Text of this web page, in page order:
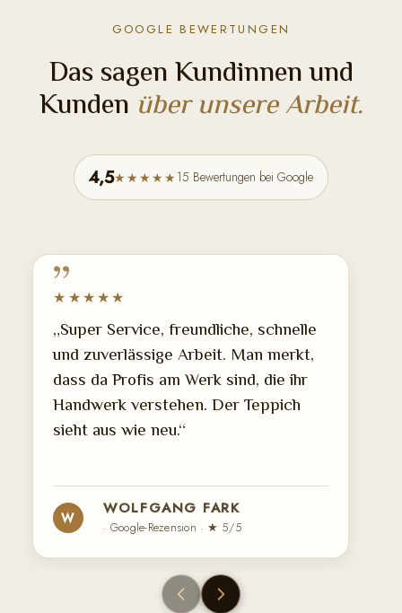
GOOGLE BEWERTUNGEN
Das sagen Kundinnen und
Kunden über unsere Arbeit.
4,5★★★★★ 15 Bewertungen bei Google
★★★★★
„Super Service, freundliche, schnelle
und zuverlässige Arbeit. Man merkt,
dass da Profis am Werk sind, die ihr
Handwerk verstehen. Der Teppich
sieht aus wie neu.“
W WOLFGANG FARK
· Google-Rezension · ★ 5/5